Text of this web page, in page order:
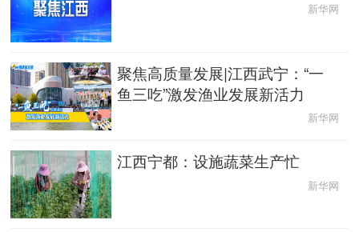
四川
陕西 甘肃 青海 宁夏
新疆
多语种频道
English
新华网
聚焦高质量发展|江西武宁：“一
鱼三吃”激发渔业发展新活力
新华网
江西宁都：设施蔬菜生产忙
新华网